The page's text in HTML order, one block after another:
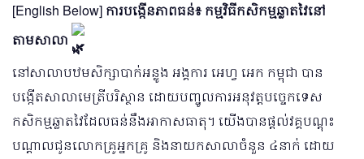
[English Below] ការបង្កើនភាពធន់៖ កម្មវិធីកសិកម្មឆ្លាតវៃនៅ
តាមសាលា
នៅសាលាបឋមសិក្សាបាក់អន្លូង អង្គការ អេហ្វ អេក កម្ពុជា បាន
បង្កើតសាលាមេត្រីបរិស្ថាន ដោយបញ្ចូលការអនុវត្តបច្ចេកទេស
កសិកម្មឆ្លាតវៃដែលធន់នឹងអាកាសធាតុ។ យើងបានផ្តល់វគ្គបណ្តុះ
បណ្តាលជូនលោកគ្រូអ្នកគ្រូ និងនាយកសាលាចំនួន ៤នាក់ ដោយ